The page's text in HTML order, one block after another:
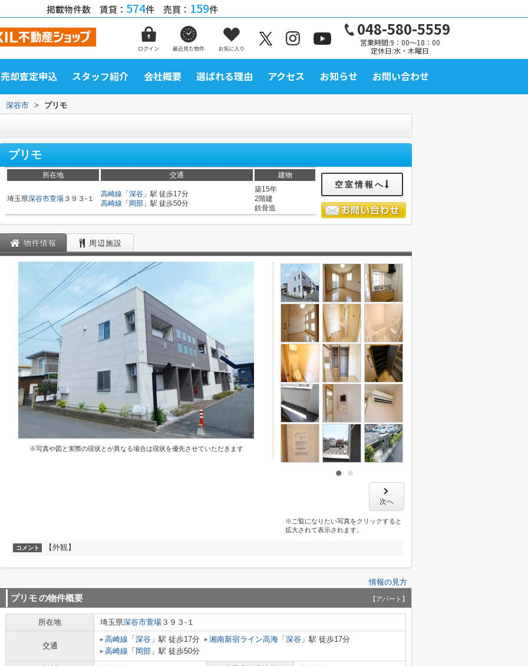
掲載物件数 賃貸： 574件 売買： 159件
048-580-5559
営業時間:9：00～18：00
定休日:水・木曜日
売却査定申込 スタッフ紹介 会社概要 選ばれる理由 アクセス お知らせ お問い合わせ
深谷市 > プリモ
プリモ
所在地 交通 建物
埼玉県深谷市萱場 ３９３-１
高崎線 「 深谷 」駅 徒歩17分
高崎線 「 岡部 」駅 徒歩50分
築15年
2階建
鉄骨造
空室情報へ
物件情報 周辺施設
※写真や図と実際の現状とが異なる場合は現状を優先させていただきます
次へ
※ご覧になりたい写真をクリックすると
拡大されて表示されます。
コメント 【外観】
情報の見方
プリモの物件概要 【アパート】
所在地 埼玉県深谷市萱場 ３９３-１
交通
高崎線 「 深谷 」駅 徒歩17分 湘南新宿ライン高海 「 深谷 」駅 徒歩17分
高崎線 「 岡部 」駅 徒歩50分